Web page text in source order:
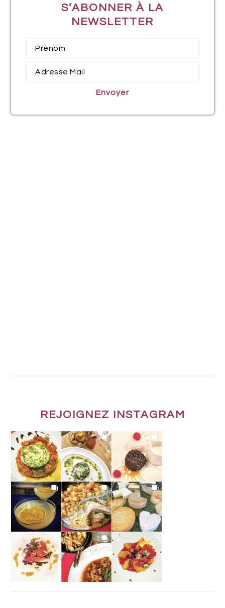
S’ABONNER À LA
NEWSLETTER
REJOIGNEZ INSTAGRAM